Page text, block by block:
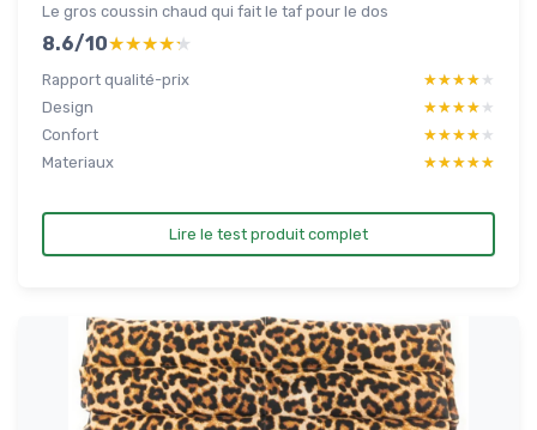
Le gros coussin chaud qui fait le taf pour le dos
8.6/10★★★★★
★★★★★
Rapport qualité-prix ★★★★★
★★★★★
Design
★★★★★
★★★★★
Confort
★★★★★
★★★★★
Materiaux
★★★★★
★★★★★
Lire le test produit complet